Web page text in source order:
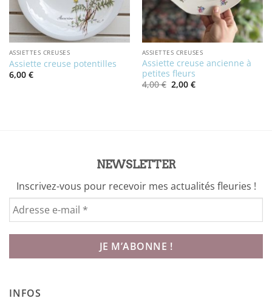
ASSIETTES CREUSES
Assiette creuse potentilles
6,00 €
ASSIETTES CREUSES
Assiette creuse ancienne à
petites fleurs
4,00€ Le
prix
2,00 €Le
NEWSLETTER
Inscrivez-vous pour recevoir mes actualités fleuries !
INFOS